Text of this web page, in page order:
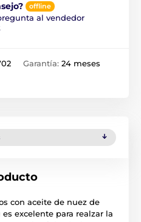
offline
al vendedor
Garantía: 24 meses
con aceite de nuez de
excelente para realzar la